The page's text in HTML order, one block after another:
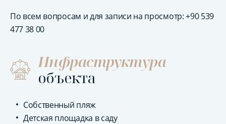
По всем вопросам и для записи на просмотр: +90 539
477 38 00
Инфраструктура
объекта
Собственный пляж
Детская площадка в саду